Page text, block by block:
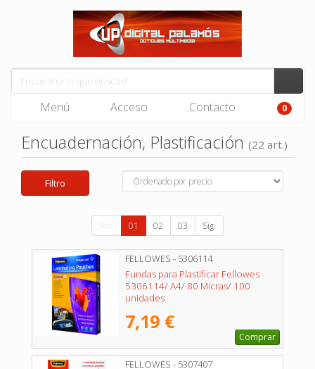
Menú Acceso Contacto 0
Encuadernación, Plastificación (22 art.)
Filtro
Ant. 01 02 03 Sig.
FELLOWES - 5306114
Fundas para Plastificar Fellowes
5306114/ A4/ 80 Micras/ 100
unidades
7,19 €
Comprar
FELLOWES - 5307407